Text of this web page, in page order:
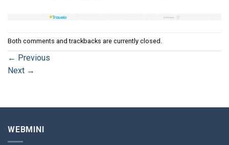
Both comments and trackbacks are currently closed.
← Previous
Next →
WEBMINI